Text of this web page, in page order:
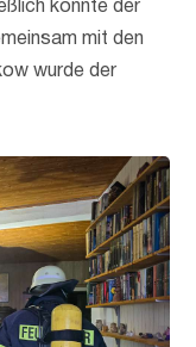
konnte der
mit den
wurde der